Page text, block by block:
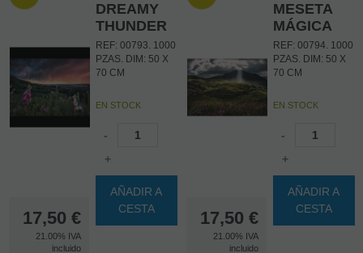
17,50 €
21.00% IVA
incluido
DREAMY
THUNDER
REF: 00793. 1000
PZAS. DIM: 50 X
70 CM
EN STOCK
-
+
AÑADIR A
CESTA
17,50 €
21.00% IVA
incluido
MESETA
MÁGICA
REF: 00794. 1000
PZAS. DIM: 50 X
70 CM
EN STOCK
-
+
AÑADIR A
CESTA